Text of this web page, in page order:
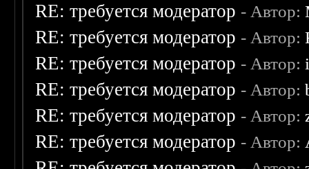
RE: требуется модератор - Автор:
RE: требуется модератор - Автор:
RE: требуется модератор - Автор:
RE: требуется модератор - Автор:
RE: требуется модератор - Автор:
RE: требуется модератор - Автор: